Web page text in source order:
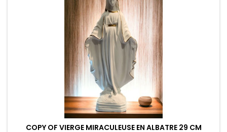
COPY OF VIERGE MIRACULEUSE EN ALBATRE 29 CM